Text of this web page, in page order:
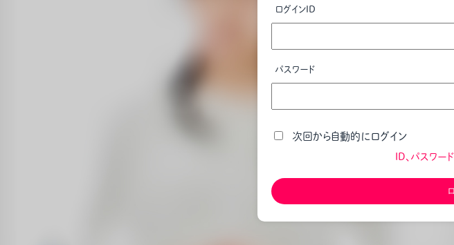
イベント
キャリア支援サービ
会費について
定款・細則等各種規
会報誌バックナンバ
支部長・地区長一覧
指導者を目指すため
ログインID
パスワード
次回から自動的にログイン
ID、パスワー